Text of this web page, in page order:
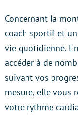
Concernant la
coach sportif et
vie quotidienne.
accéder à de
suivant vos
mesure, elle vous
votre rythme